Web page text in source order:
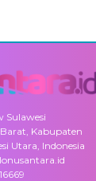
Sulawesi
Kabupaten
Utara, Indonesia